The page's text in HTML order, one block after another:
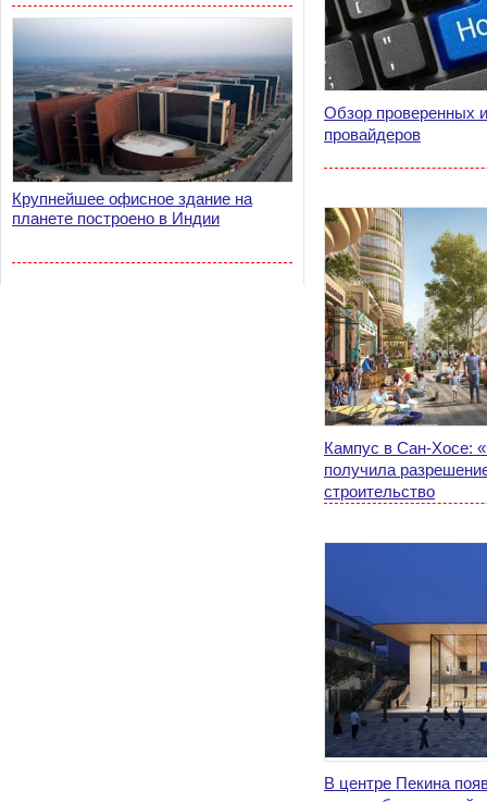
Крупнейшее офисное здание на
планете построено в Индии
Обзор проверенных
провайдеров
Кампус в Сан-Хосе:
получила
строительство
В центре Пекина